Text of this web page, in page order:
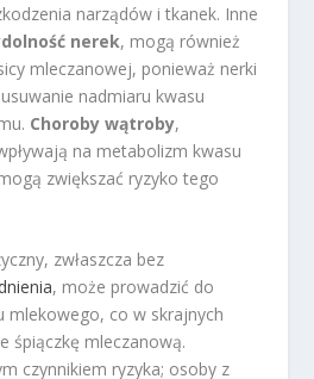
narządów i tkanek. Inne
nerek, mogą również
mleczanowej, ponieważ nerki
nadmiaru kwasu
Choroby wątroby,
na metabolizm kwasu
zwiększać ryzyko tego
zwłaszcza bez
, może prowadzić do
mlekowego, co w skrajnych
śpiączkę mleczanową.
czynnikiem ryzyka; osoby z